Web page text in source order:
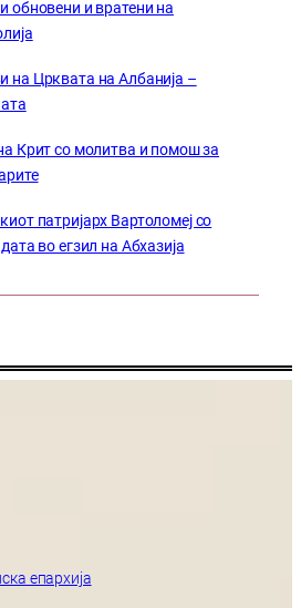
обновени и вратени на
на Црквата на Албанија –
Крит со молитва и помош за
патријарх Вартоломеј со
во егзил на Абхазија
епархија